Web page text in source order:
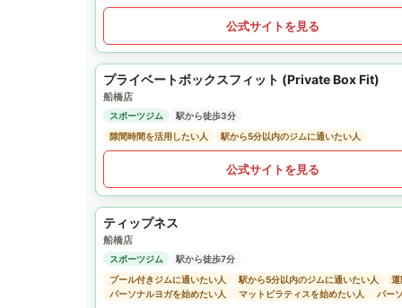
公式サイトを見る
プライベートボックスフィット (Private Box Fit)
船橋店
スポーツジム
駅から徒歩3分
隙間時間を活用したい人
駅から5分以内のジムに通いたい人
公式サイトを見る
ティップネス
船橋店
スポーツジム
駅から徒歩7分
プール付きジムに通いたい人
駅から5分以内のジムに通いたい人 運
パーソナルヨガを始めたい人
マットピラティスを始めたい人 パー